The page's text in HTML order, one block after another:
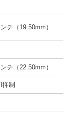
チ（19.50mm）
チ（22.50mm）
抑制